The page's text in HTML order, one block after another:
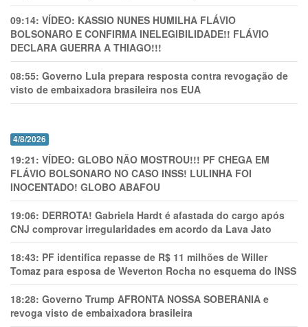
09:14: VÍDEO: KASSIO NUNES HUMlLHA FLÁVIO
BOLSONARO E CONFIRMA INELEGIBILIDADE!! FLÁVIO
DECLARA GUERRA A THIAGO!!!
08:55: Governo Lula prepara resposta contra revogação de
visto de embaixadora brasileira nos EUA
4/8/2026
19:21: VÍDEO: GLOBO NÃO MOSTROU!!! PF CHEGA EM
FLÁVIO BOLSONARO NO CASO INSS! LULINHA FOI
INOCENTADO! GLOBO ABAFOU
19:06: DERROTA! Gabriela Hardt é afastada do cargo após
CNJ comprovar irregularidades em acordo da Lava Jato
18:43: PF identifica repasse de R$ 11 milhões de Willer
Tomaz para esposa de Weverton Rocha no esquema do INSS
18:28: Governo Trump AFRONTA NOSSA SOBERANIA e
revoga visto de embaixadora brasileira